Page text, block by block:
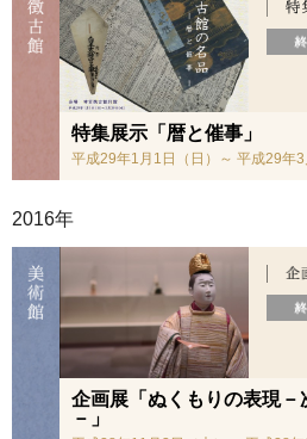
特集展示「暦と催事」
平成29年1月1日（日）～ 平成29年3
2016年
企画展「ぬくもりの表現
－」